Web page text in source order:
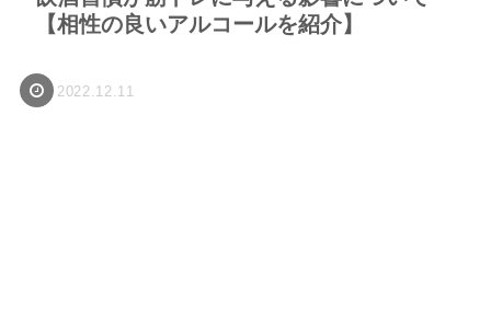
【相性の良いアルコールを紹介】
2022.12.11